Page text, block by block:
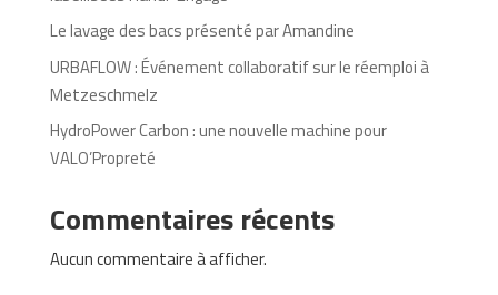
Le lavage des bacs présenté par Amandine
URBAFLOW : Événement collaboratif sur le réemploi à
Metzeschmelz
HydroPower Carbon : une nouvelle machine pour
VALO’Propreté
Commentaires récents
Aucun commentaire à afficher.